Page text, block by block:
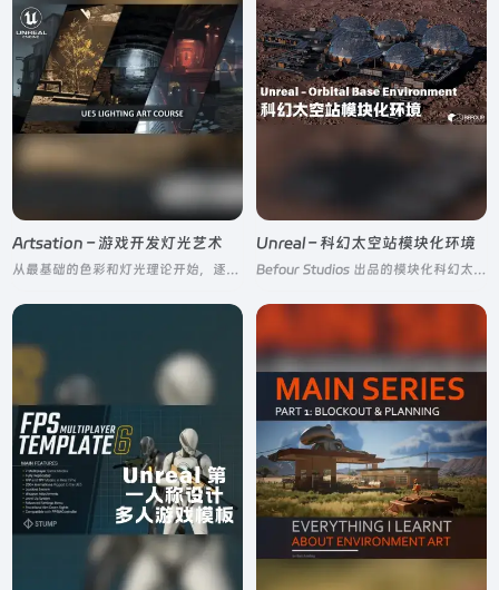
Artsation – 游戏开发灯光艺术
从最基础的色彩和灯光理论开始，逐步深入到各种游戏开发中常见的灯光场景
Unreal – 科幻太空站模块化环境
Befour Studios 出品的模块化科幻太空站环境资产包，内置穹顶生成、植被种植、灯光布置等蓝图工具，支持 Nanite 与 Lumen，快速搭建宏大星际基地场景